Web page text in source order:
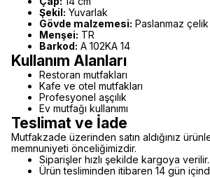
Şekil: Yuvarlak
Gövde malzemesi: Paslanmaz
Menşei: TR
Barkod: A 102KA 14
Kullanım Alanları
Restoran mutfakları
Kafe ve otel mutfakları
Profesyonel aşçılık
Ev mutfağı kullanımı
Teslimat ve İade
Mutfakzade üzerinden satın aldığınız
memnuniyeti önceliğimizdir.
Siparişler hızlı şekilde kargoya verilir.
Ürün tesliminden itibaren 14 gün